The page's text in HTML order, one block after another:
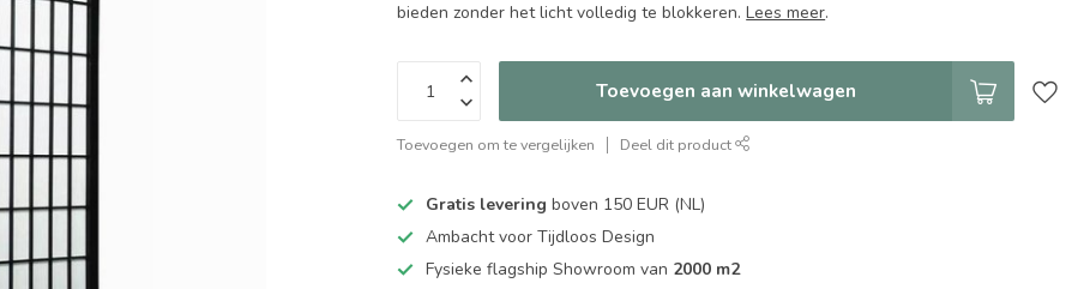
bieden zonder het licht volledig te blokkeren.Lees meer.
Toevoegen aan winkelwagen
Toevoegen om te vergelijken Deel dit product
Gratis levering boven 150 EUR (NL)
Ambacht voor Tijdloos Design
Fysieke flagship Showroom van 2000 m2